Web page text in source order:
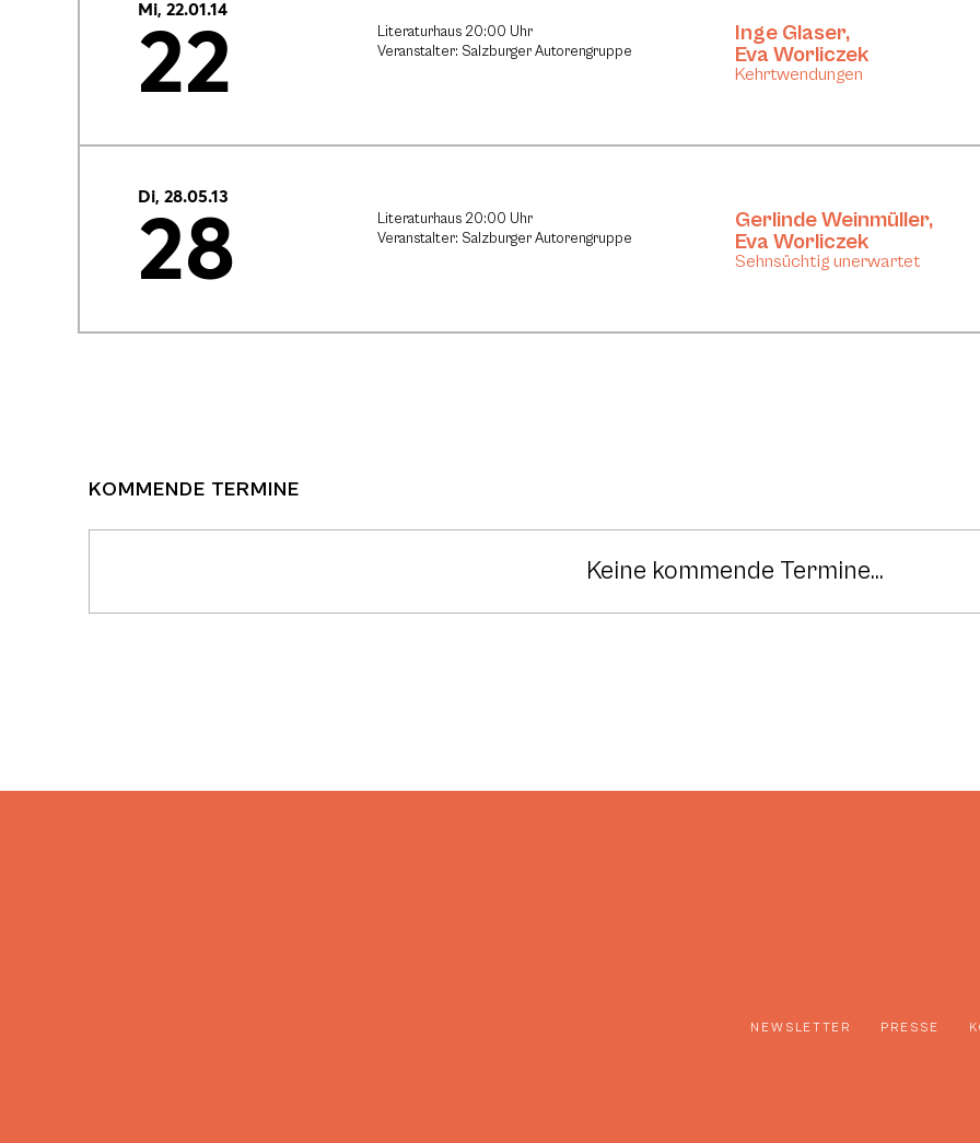
Mi, 22.01.14
22
Literaturhaus 20:00 Uhr
Veranstalter: Salzburger Autorengruppe
Inge Glaser,
Eva Worliczek
Kehrtwendungen
Di, 28.05.13
28
Literaturhaus 20:00 Uhr
Veranstalter: Salzburger Autorengruppe
Gerlinde Weinmüller,
Eva Worliczek
Sehnsüchtig unerwartet
KOMMENDE TERMINE
Keine kommende Termine...
NEWSLETTER PRESSE